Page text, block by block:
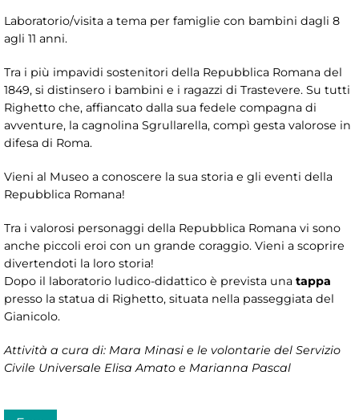
Laboratorio/visita a tema per famiglie con bambini dagli 8
agli 11 anni.
Tra i più impavidi sostenitori della Repubblica Romana del
1849, si distinsero i bambini e i ragazzi di Trastevere. Su tutti
Righetto che, affiancato dalla sua fedele compagna di
avventure, la cagnolina Sgrullarella, compì gesta valorose in
difesa di Roma.
Vieni al Museo a conoscere la sua storia e gli eventi della
Repubblica Romana!
Tra i valorosi personaggi della Repubblica Romana vi sono
anche piccoli eroi con un grande coraggio. Vieni a scoprire
divertendoti la loro storia!
Dopo il laboratorio ludico-didattico è prevista una tappa
presso la statua di Righetto, situata nella passeggiata del
Gianicolo.
Attività a cura di: Mara Minasi e le volontarie del Servizio
Civile Universale Elisa Amato e Marianna Pascal